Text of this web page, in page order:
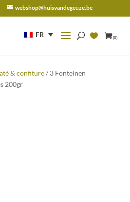
webshop@huisvandegeuze.be
FR (0)
& confiture/ 3 Fonteinen
200gr